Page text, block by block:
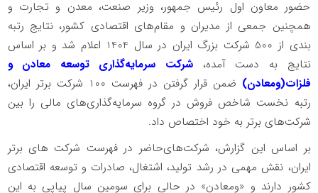
حضور معاون اول رئیس جمهور، وزیر صنعت، معدن و تجارت و
همچنین جمعی از مدیران و مقام‌های اقتصادی کشور، نتایج رتبه
بندی از 500 شرکت بزرگ ایران در سال 1404 اعلام شد و بر اساس
نتایج به دست آمده، شرکت سرمایه‌گذاری توسعه معادن و
فلزات(ومعادن)
ضمن قرار گرفتن در فهرست 100 شرکت برتر ایران،
رتبه نخست شاخص فروش در گروه سرمایه‌گذاری‌های مالی را بین
شرکت‌های برتر به خود اختصاص داد.
بر اساس این گزارش، شرکت‌های‌حاضر در فهرست شرکت های برتر
ایران، نقش مهمی در رشد تولید، اشتغال، صادرات و توسعه اقتصادی
کشور دارند و «ومعادن» در حالی برای سومین سال پیاپی به این